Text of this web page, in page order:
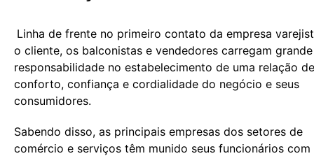
Linha de frente no primeiro contato da empresa
o cliente, os balconistas e vendedores carregam grande
responsabilidade no estabelecimento de uma relação de
conforto, confiança e cordialidade do negócio e seus
consumidores.
Sabendo disso, as principais empresas dos setores de
comércio e serviços têm munido seus funcionários com